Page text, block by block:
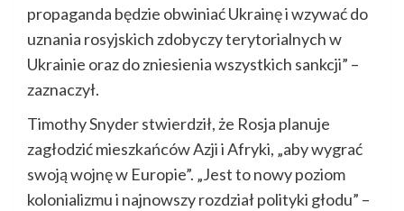
propaganda będzie obwiniać Ukrainę i wzywać do
uznania rosyjskich zdobyczy terytorialnych w
Ukrainie oraz do zniesienia wszystkich sankcji” –
zaznaczył.
Timothy Snyder stwierdził, że Rosja planuje
zagłodzić mieszkańców Azji i Afryki, „aby wygrać
swoją wojnę w Europie”. „Jest to nowy poziom
kolonializmu i najnowszy rozdział polityki głodu” –